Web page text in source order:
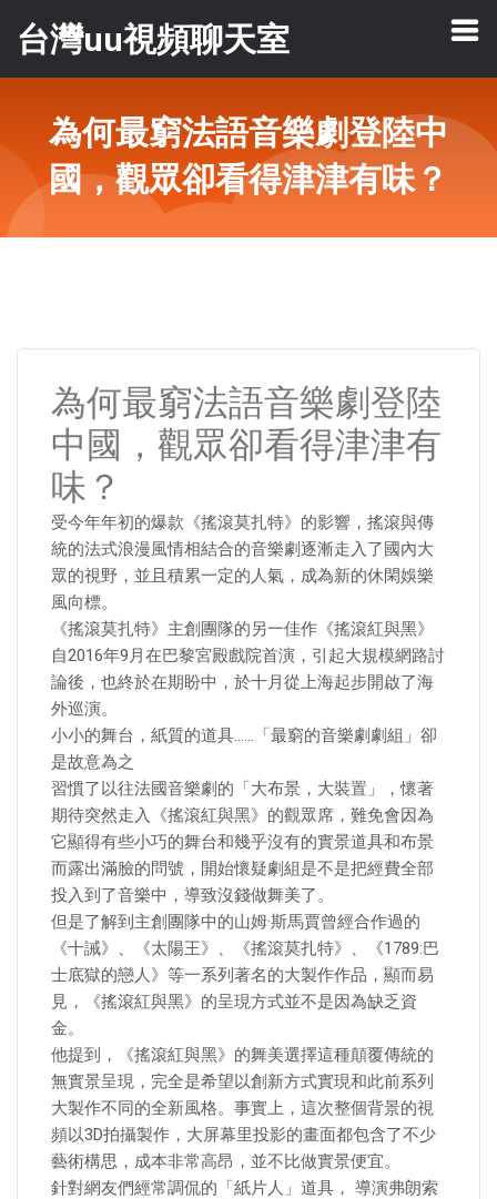
台灣uu視頻聊天室
為何最窮法語音樂劇登陸中
國，觀眾卻看得津津有味？
為何最窮法語音樂劇登陸
中國，觀眾卻看得津津有
味？
受今年年初的爆款《搖滾莫扎特》的影響，搖滾與傳
統的法式浪漫風情相結合的音樂劇逐漸走入了國內大
眾的視野，並且積累一定的人氣，成為新的休閑娛樂
風向標。
《搖滾莫扎特》主創團隊的另一佳作《搖滾紅與黑》
自2016年9月在巴黎宮殿戲院首演，引起大規模網路討
論後，也終於在期盼中，於十月從上海起步開啟了海
外巡演。
小小的舞台，紙質的道具……「最窮的音樂劇劇組」卻
是故意為之
習慣了以往法國音樂劇的「大布景，大裝置」，懷著
期待突然走入《搖滾紅與黑》的觀眾席，難免會因為
它顯得有些小巧的舞台和幾乎沒有的實景道具和布景
而露出滿臉的問號，開始懷疑劇組是不是把經費全部
投入到了音樂中，導致沒錢做舞美了。
但是了解到主創團隊中的山姆·斯馬賈曾經合作過的
《十誡》、《太陽王》、《搖滾莫扎特》、《1789:巴
士底獄的戀人》等一系列著名的大製作作品，顯而易
見，《搖滾紅與黑》的呈現方式並不是因為缺乏資
金。
他提到，《搖滾紅與黑》的舞美選擇這種顛覆傳統的
無實景呈現，完全是希望以創新方式實現和此前系列
大製作不同的全新風格。事實上，這次整個背景的視
頻以3D拍攝製作，大屏幕里投影的畫面都包含了不少
藝術構思，成本非常高昂，並不比做實景便宜。
針對網友們經常調侃的「紙片人」道具， 導演弗朗索